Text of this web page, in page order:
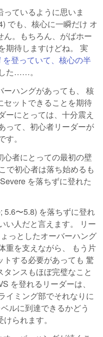
ているように思いま
でも、核心に一瞬だけ オ
。もちろん、がばホー
期待しますけどね。 実
登っていて、核心の半
た……。
ーハングがあっても、 核
セットできることを期待
ーにとっては、十分震え
って、初心者リーダーが
。
心者にとっての最初の壁
で初心者は落ち始めるも
を落ちずに登れた
5.6〜5.8) を落ちずに登れ
い人だと言えます。 リー
っとしたオーバーハング
重を支えながら、 もう片
トする必要があっても 驚
ンスもほぼ完璧なこと
を登れるリーダーは、
イミング部でそれなりに
ルに到達できるかどう
られます。